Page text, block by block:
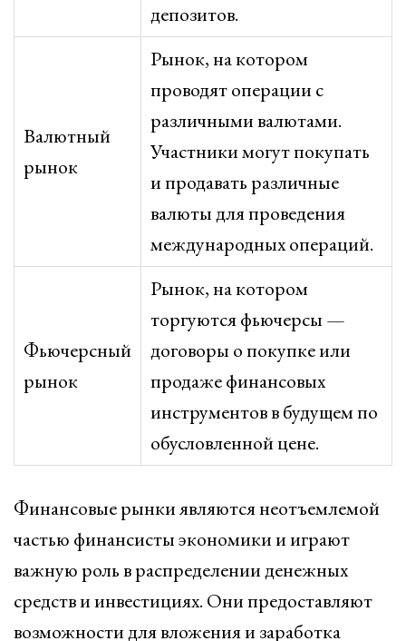
депозитов.
Валютный
рынок
Рынок, на котором
проводят операции с
различными валютами.
Участники могут покупать
и продавать различные
валюты для проведения
международных операций.
Фьючерсный
рынок
Рынок, на котором
торгуются фьючерсы —
договоры о покупке или
продаже финансовых
инструментов в будущем по
обусловленной цене.
Финансовые рынки являются неотъемлемой
частью финансисты экономики и играют
важную роль в распределении денежных
средств и инвестициях. Они предоставляют
возможности для вложения и заработка